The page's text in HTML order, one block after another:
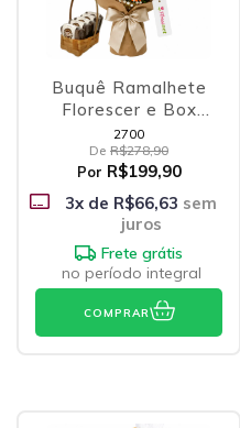
Buquê Ramalhete
Florescer e Box
Brownies
2700
De R$278,90
Por R$199,90
3x de R$66,63 sem
juros
Frete grátis
no período integral
COMPRAR